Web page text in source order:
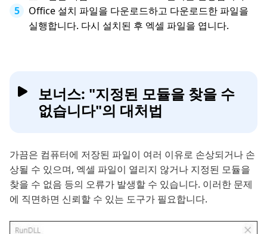
Office 설치 파일을 다운로드하고 다운로드한 파일을
실행합니다. 다시 설치된 후 엑셀 파일을 엽니다.
보너스: "지정된 모듈을 찾을 수
없습니다"의 대처법
가끔은 컴퓨터에 저장된 파일이 여러 이유로 손상되거나 손
상될 수 있으며, 엑셀 파일이 열리지 않거나 지정된 모듈을
찾을 수 없음 등의 오류가 발생할 수 있습니다. 이러한 문제
에 직면하면 신뢰할 수 있는 도구가 필요합니다.